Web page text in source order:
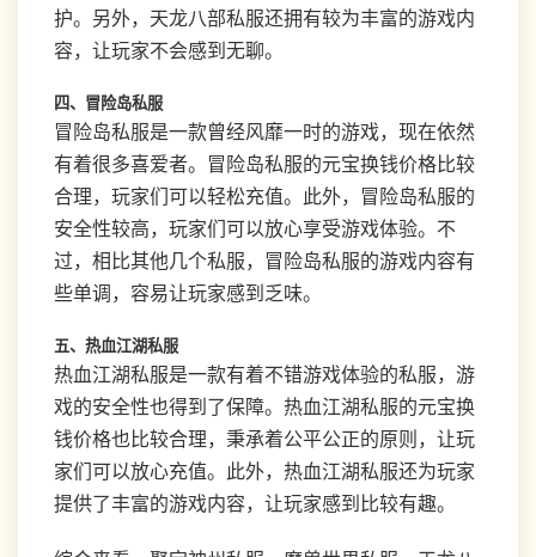
护。另外，天龙八部私服还拥有较为丰富的游戏内
容，让玩家不会感到无聊。
四、冒险岛私服
冒险岛私服是一款曾经风靡一时的游戏，现在依然
有着很多喜爱者。冒险岛私服的元宝换钱价格比较
合理，玩家们可以轻松充值。此外，冒险岛私服的
安全性较高，玩家们可以放心享受游戏体验。不
过，相比其他几个私服，冒险岛私服的游戏内容有
些单调，容易让玩家感到乏味。
五、热血江湖私服
热血江湖私服是一款有着不错游戏体验的私服，游
戏的安全性也得到了保障。热血江湖私服的元宝换
钱价格也比较合理，秉承着公平公正的原则，让玩
家们可以放心充值。此外，热血江湖私服还为玩家
提供了丰富的游戏内容，让玩家感到比较有趣。